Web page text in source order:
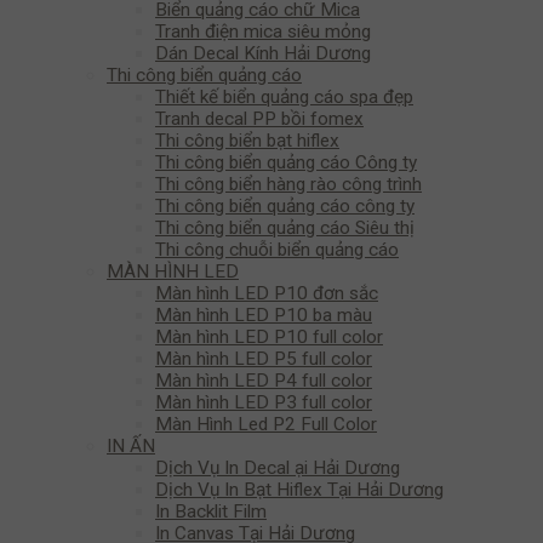
Biển quảng cáo chữ Mica
Tranh điện mica siêu mỏng
Dán Decal Kính Hải Dương
Thi công biển quảng cáo
Thiết kế biển quảng cáo spa đẹp
Tranh decal PP bồi fomex
Thi công biển bạt hiflex
Thi công biển quảng cáo Công ty
Thi công biển hàng rào công trình
Thi công biển quảng cáo công ty
Thi công biển quảng cáo Siêu thị
Thi công chuỗi biển quảng cáo
MÀN HÌNH LED
Màn hình LED P10 đơn sắc
Màn hình LED P10 ba màu
Màn hình LED P10 full color
Màn hình LED P5 full color
Màn hình LED P4 full color
Màn hình LED P3 full color
Màn Hình Led P2 Full Color
IN ẤN
Dịch Vụ In Decal ại Hải Dương
Dịch Vụ In Bạt Hiflex Tại Hải Dương
In Backlit Film
In Canvas Tại Hải Dương